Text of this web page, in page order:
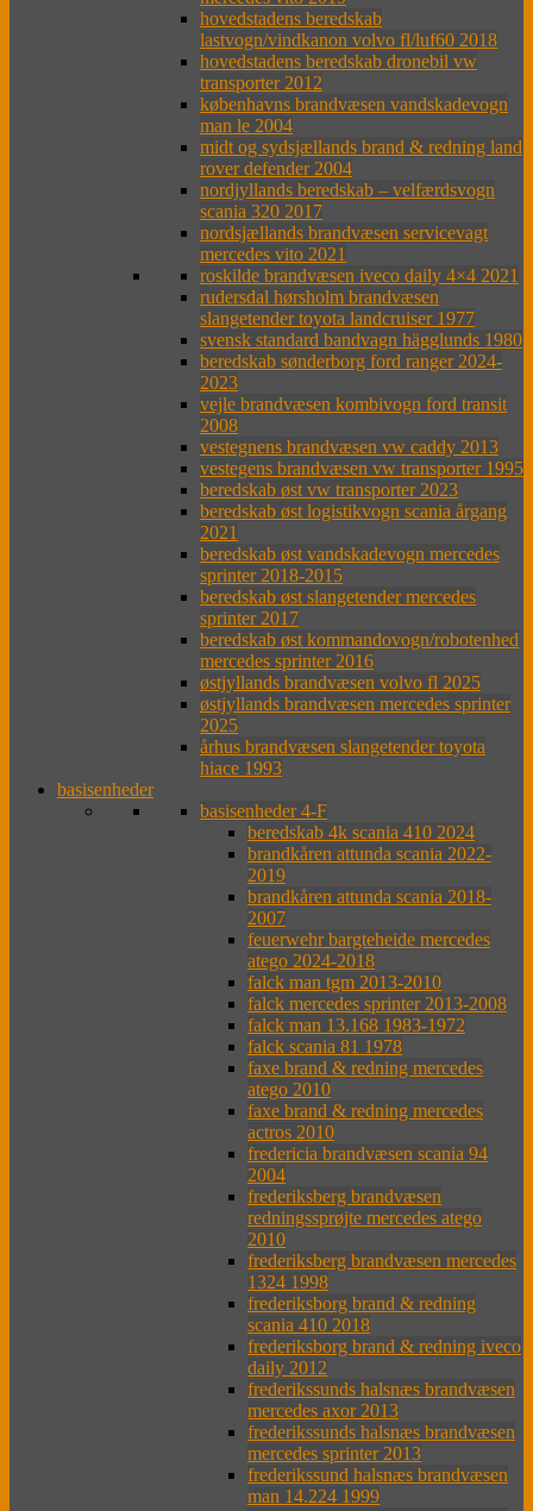
hovedstadens beredskab
lastvogn/vindkanon volvo fl/luf60 2018
hovedstadens beredskab dronebil vw
transporter 2012
københavns brandvæsen vandskadevogn
man le 2004
midt og sydsjællands brand & redning land
rover defender 2004
nordjyllands beredskab – velfærdsvogn
scania 320 2017
nordsjællands brandvæsen servicevagt
mercedes vito 2021
roskilde brandvæsen iveco daily 4×4 2021
rudersdal hørsholm brandvæsen
slangetender toyota landcruiser 1977
svensk standard bandvagn hägglunds 1980
beredskab sønderborg ford ranger 2024-
2023
vejle brandvæsen kombivogn ford transit
2008
vestegnens brandvæsen vw caddy 2013
vestegens brandvæsen vw transporter 1995
beredskab øst vw transporter 2023
beredskab øst logistikvogn scania årgang
2021
beredskab øst vandskadevogn mercedes
sprinter 2018-2015
beredskab øst slangetender mercedes
sprinter 2017
beredskab øst kommandovogn/robotenhed
mercedes sprinter 2016
østjyllands brandvæsen volvo fl 2025
østjyllands brandvæsen mercedes sprinter
2025
århus brandvæsen slangetender toyota
hiace 1993
basisenheder
basisenheder 4-F
beredskab 4k scania 410 2024
brandkåren attunda scania 2022-
2019
brandkåren attunda scania 2018-
2007
feuerwehr bargteheide mercedes
atego 2024-2018
falck man tgm 2013-2010
falck mercedes sprinter 2013-2008
falck man 13.168 1983-1972
falck scania 81 1978
faxe brand & redning mercedes
atego 2010
faxe brand & redning mercedes
actros 2010
fredericia brandvæsen scania 94
2004
frederiksberg brandvæsen
redningssprøjte mercedes atego
2010
frederiksberg brandvæsen mercedes
1324 1998
frederiksborg brand & redning
scania 410 2018
frederiksborg brand & redning iveco
daily 2012
frederikssunds halsnæs brandvæsen
mercedes axor 2013
frederikssunds halsnæs brandvæsen
mercedes sprinter 2013
frederikssund halsnæs brandvæsen
man 14.224 1999